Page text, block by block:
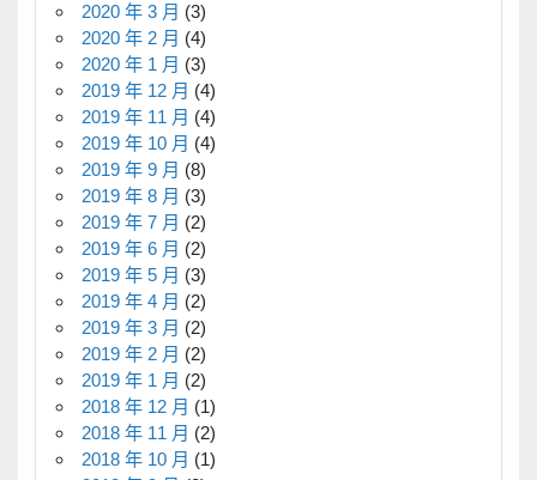
2020 年 3 月 (3)
2020 年 2 月 (4)
2020 年 1 月 (3)
2019 年 12 月 (4)
2019 年 11 月 (4)
2019 年 10 月 (4)
2019 年 9 月 (8)
2019 年 8 月 (3)
2019 年 7 月 (2)
2019 年 6 月 (2)
2019 年 5 月 (3)
2019 年 4 月 (2)
2019 年 3 月 (2)
2019 年 2 月 (2)
2019 年 1 月 (2)
2018 年 12 月 (1)
2018 年 11 月 (2)
2018 年 10 月 (1)